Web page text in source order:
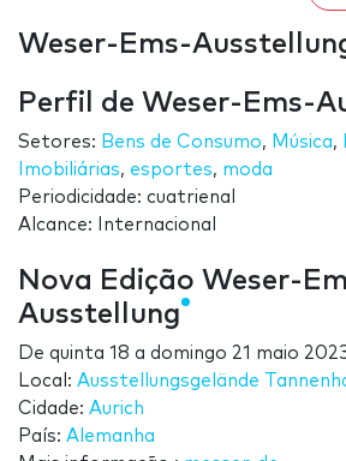
Weser-Ems-
Perfil de Weser-Ems-
Setores: Bens de Consumo, Música,
Imobiliárias, esportes, moda
Periodicidade: cuatrienal
Alcance: Internacional
Nova Edição Weser-
Ausstellung
De quinta 18 a domingo 21 maio
Local: Ausstellungsgelände
Cidade: Aurich
País: Alemanha